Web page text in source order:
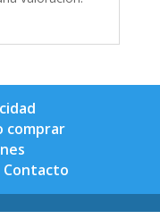
comprar
Contacto